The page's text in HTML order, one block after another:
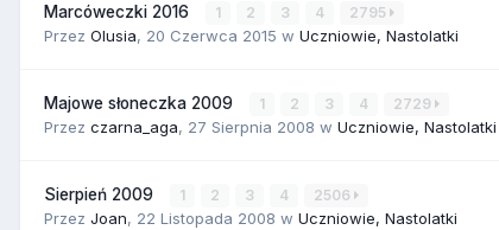
Marcóweczki 2016 1 2 3 4 2795
Przez Olusia, 20 Czerwca 2015 w Uczniowie, Nastolatki
Majowe słoneczka 2009 1 2 3 4 2729
Przez czarna_aga, 27 Sierpnia 2008 w Uczniowie, Nastolatki
Sierpień 2009 1 2 3 4 2506
Przez Joan, 22 Listopada 2008 w Uczniowie, Nastolatki